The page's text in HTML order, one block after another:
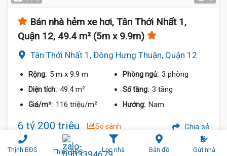
Thịnh BĐS Thịnh BĐS Lọc nhà Bản đồ Gửi nhà
Bán nhà hẻm xe hơi, Tân Thới Nhất 1,
Quận 12, 49.4 m² (5m x 9.9m)
Tân Thới Nhất 1, Đông Hưng Thuận, Quận 12
Rộng: 5 m x 9.9 m Phòng ngủ: 3 phòng
Diện tích: 49.4 m² Số tầng: 3 tầng
Giá/m²: 116 triệu/m² Hướng: Nam
6 tỷ 200 triệu So sánh Chia sẻ